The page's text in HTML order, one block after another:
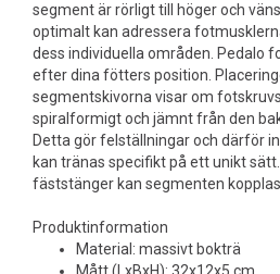
segment är rörligt till höger och
optimalt kan adressera
dess individuella områden. Pedalo
efter dina fötters position.
segmentskivorna visar om
spiralformigt och jämnt från den
Detta gör felställningar och därför
kan tränas specifikt på ett unikt
fäststänger kan segmenten
Produktinformation
Material: massivt bokträ